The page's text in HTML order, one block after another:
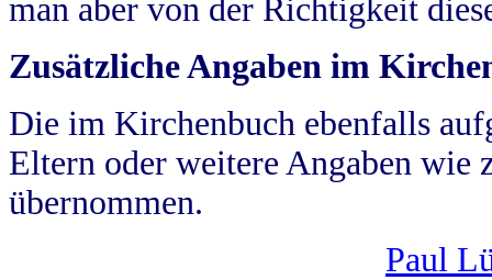
man aber von der Richtigkeit
Zusätzliche Angaben im
Die im Kirchenbuch ebenfalls
Eltern oder weitere Angaben wie
übernommen.
Paul